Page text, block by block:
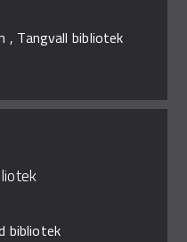
, Tangvall bibliotek
bibliotek